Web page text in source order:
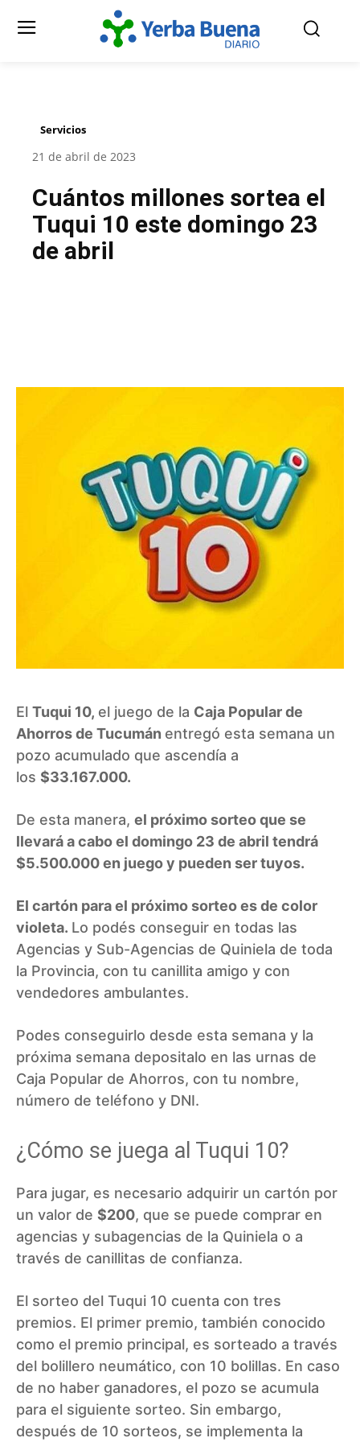
Servicios
21 de abril de 2023
Cuántos millones sortea el
Tuqui 10 este domingo 23
de abril
El Tuqui 10, el juego de la Caja Popular de
Ahorros de Tucumán entregó esta semana un
pozo acumulado que ascendía a
los $33.167.000.
De esta manera, el próximo sorteo que se
llevará a cabo el domingo 23 de abril tendrá
$5.500.000 en juego y pueden ser tuyos.
El cartón para el próximo sorteo es de color
violeta. Lo podés conseguir en todas las
Agencias y Sub-Agencias de Quiniela de toda
la Provincia, con tu canillita amigo y con
vendedores ambulantes.
Podes conseguirlo desde esta semana y la
próxima semana depositalo en las urnas de
Caja Popular de Ahorros, con tu nombre,
número de teléfono y DNI.
¿Cómo se juega al Tuqui 10?
Para jugar, es necesario adquirir un cartón por
un valor de $200, que se puede comprar en
agencias y subagencias de la Quiniela o a
través de canillitas de confianza.
El sorteo del Tuqui 10 cuenta con tres
premios. El primer premio, también conocido
como el premio principal, es sorteado a través
del bolillero neumático, con 10 bolillas. En caso
de no haber ganadores, el pozo se acumula
para el siguiente sorteo. Sin embargo,
después de 10 sorteos, se implementa la